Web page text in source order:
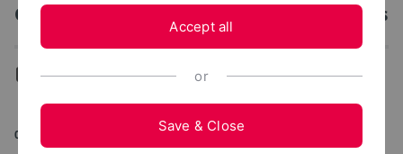
OWL University of Applied Sciences and Arts
News
05/16/2022
Accept all
or
Save & Close